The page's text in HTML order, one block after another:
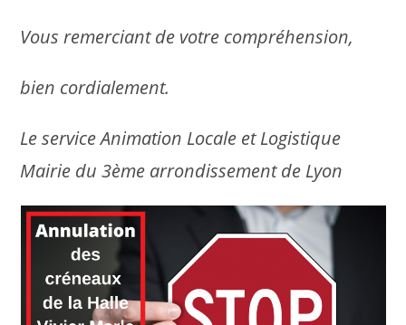
Vous remerciant de votre compréhension,
bien cordialement.
Le service Animation Locale et Logistique
Mairie du 3ème arrondissement de Lyon